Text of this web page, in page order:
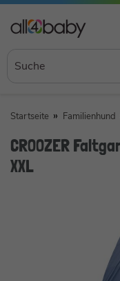
Startseite Familienhund
CROOZER
XXL